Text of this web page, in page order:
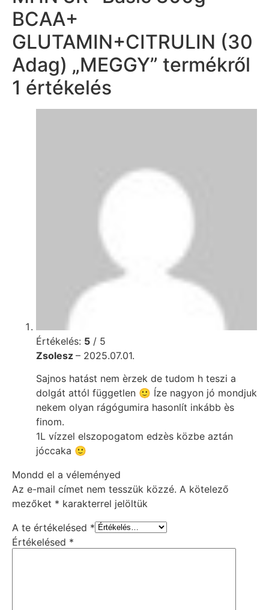
BCAA+
GLUTAMIN+CITRULIN (30
Adag) „MEGGY” termékről
1 értékelés
Értékelés: 5 / 5
Zsolesz – 2025.07.01.
Sajnos hatást nem èrzek de tudom h teszi a
dolgát attól független 🙂 Íze nagyon jó mondjuk
nekem olyan rágógumira hasonlít inkább ès
finom.
1L vízzel elszopogatom edzès közbe aztán
jóccaka 🙂
Mondd el a véleményed
Az e-mail címet nem tesszük közzé. A kötelező
mezőket * karakterrel jelöltük
A te értékelésed *
Értékelésed *